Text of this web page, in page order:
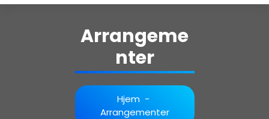
Arrangeme
nter
Hjem -
Arrangementer